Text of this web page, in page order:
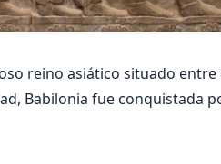
reino asiático situado
Babilonia fue conquistada